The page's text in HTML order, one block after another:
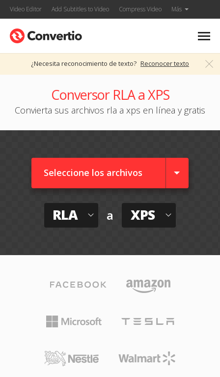
Video Editor Add Subtitles to Video Compress Video Más
¿Necesita reconocimiento de texto? Reconocer texto
Conversor RLA a XPS
Convierta sus archivos rla a xps en línea y gratis
Seleccione los archivos
RLA a XPS